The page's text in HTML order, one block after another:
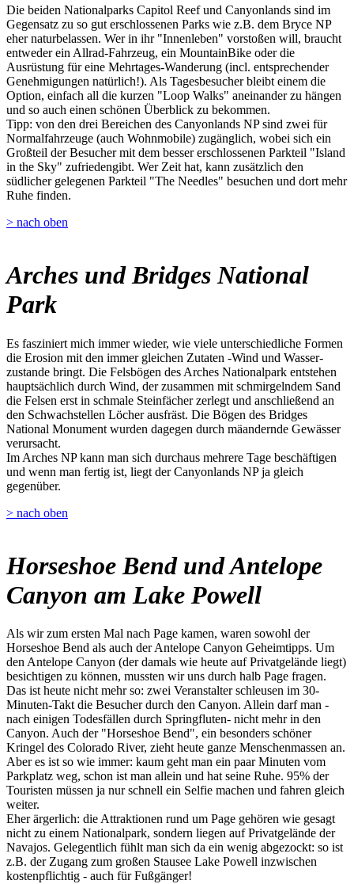
Die beiden Nationalparks Capitol Reef und Canyonlands sind im
Gegensatz zu so gut erschlossenen Parks wie z.B. dem Bryce NP
eher naturbelassen. Wer in ihr "Innenleben" vorstoßen will, braucht
entweder ein Allrad-Fahrzeug, ein MountainBike oder die
Ausrüstung für eine Mehrtages-Wanderung (incl. entsprechender
Genehmigungen natürlich!). Als Tagesbesucher bleibt einem die
Option, einfach all die kurzen "Loop Walks" aneinander zu hängen
und so auch einen schönen Überblick zu bekommen.
Tipp: von den drei Bereichen des Canyonlands NP sind zwei für
Normalfahrzeuge (auch Wohnmobile) zugänglich, wobei sich ein
Großteil der Besucher mit dem besser erschlossenen Parkteil "Island
in the Sky" zufriedengibt. Wer Zeit hat, kann zusätzlich den
südlicher gelegenen Parkteil "The Needles" besuchen und dort mehr
Ruhe finden.
> nach oben
Arches und Bridges National
Park
Es fasziniert mich immer wieder, wie viele unterschiedliche Formen
die Erosion mit den immer gleichen Zutaten -Wind und Wasser-
zustande bringt. Die Felsbögen des Arches Nationalpark entstehen
hauptsächlich durch Wind, der zusammen mit schmirgelndem Sand
die Felsen erst in schmale Steinfächer zerlegt und anschließend an
den Schwachstellen Löcher ausfräst. Die Bögen des Bridges
National Monument wurden dagegen durch mäandernde Gewässer
verursacht.
Im Arches NP kann man sich durchaus mehrere Tage beschäftigen
und wenn man fertig ist, liegt der Canyonlands NP ja gleich
gegenüber.
> nach oben
Horseshoe Bend und Antelope
Canyon am Lake Powell
Als wir zum ersten Mal nach Page kamen, waren sowohl der
Horseshoe Bend als auch der Antelope Canyon Geheimtipps. Um
den Antelope Canyon (der damals wie heute auf Privatgelände liegt)
besichtigen zu können, mussten wir uns durch halb Page fragen.
Das ist heute nicht mehr so: zwei Veranstalter schleusen im 30-
Minuten-Takt die Besucher durch den Canyon. Allein darf man -
nach einigen Todesfällen durch Springfluten- nicht mehr in den
Canyon. Auch der "Horseshoe Bend", ein besonders schöner
Kringel des Colorado River, zieht heute ganze Menschenmassen an.
Aber es ist so wie immer: kaum geht man ein paar Minuten vom
Parkplatz weg, schon ist man allein und hat seine Ruhe. 95% der
Touristen müssen ja nur schnell ein Selfie machen und fahren gleich
weiter.
Eher ärgerlich: die Attraktionen rund um Page gehören wie gesagt
nicht zu einem Nationalpark, sondern liegen auf Privatgelände der
Navajos. Gelegentlich fühlt man sich da ein wenig abgezockt: so ist
z.B. der Zugang zum großen Stausee Lake Powell inzwischen
kostenpflichtig - auch für Fußgänger!